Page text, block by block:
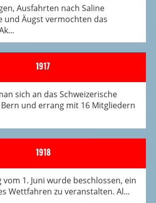
Ausfahrten nach Saline
und Äugst vermochten das
1917
sich an das Schweizerische
und errang mit 16 Mitgliedern
1918
vom 1. Juni wurde beschlossen, ein
Wettfahren zu veranstalten. Al...